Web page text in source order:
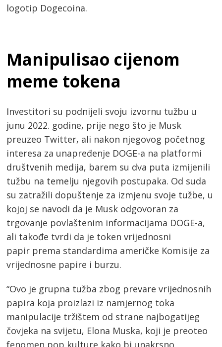
logotip Dogecoina.
Manipulisao cijenom
meme tokena
Investitori su podnijeli svoju izvornu tužbu u
junu 2022. godine, prije nego što je Musk
preuzeo Twitter, ali nakon njegovog početnog
interesa za unapređenje DOGE-a na platformi
društvenih medija, barem su dva puta izmijenili
tužbu na temelju njegovih postupaka. Od suda
su zatražili dopuštenje za izmjenu svoje tužbe, u
kojoj se navodi da je Musk odgovoran za
trgovanje povlaštenim informacijama DOGE-a,
ali takođe tvrdi da je token vrijednosni
papir prema standardima američke Komisije za
vrijednosne papire i burzu.
“Ovo je grupna tužba zbog prevare vrijednosnih
papira koja proizlazi iz namjernog toka
manipulacije tržištem od strane najbogatijeg
čovjeka na svijetu, Elona Muska, koji je preoteo
fenomen pop kulture kako bi unakrsno